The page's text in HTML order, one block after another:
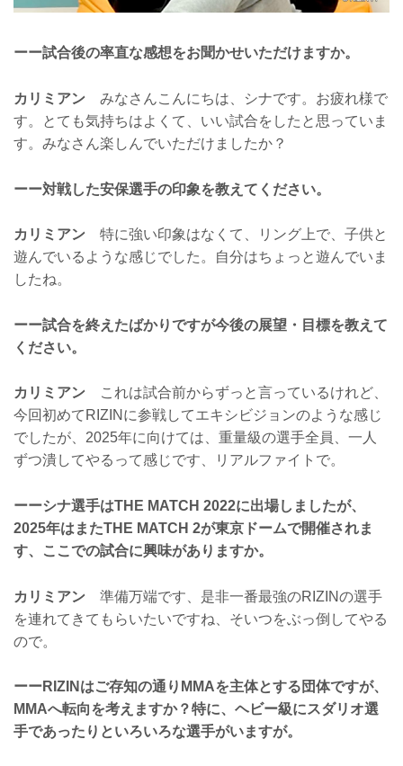
ーー試合後の率直な感想をお聞かせいただけますか。
カリミアン みなさんこんにちは、シナです。お疲れ様で
す。とても気持ちはよくて、いい試合をしたと思っていま
す。みなさん楽しんでいただけましたか？
ーー対戦した安保選手の印象を教えてください。
カリミアン 特に強い印象はなくて、リング上で、子供と
遊んでいるような感じでした。自分はちょっと遊んでいま
したね。
ーー試合を終えたばかりですが今後の展望・目標を教えて
ください。
カリミアン これは試合前からずっと言っているけれど、
今回初めてRIZINに参戦してエキシビジョンのような感じ
でしたが、2025年に向けては、重量級の選手全員、一人
ずつ潰してやるって感じです、リアルファイトで。
ーーシナ選手はTHE MATCH 2022に出場しましたが、
2025年はまたTHE MATCH 2が東京ドームで開催されま
す、ここでの試合に興味がありますか。
カリミアン 準備万端です、是非一番最強のRIZINの選手
を連れてきてもらいたいですね、そいつをぶっ倒してやる
ので。
ーーRIZINはご存知の通りMMAを主体とする団体ですが、
MMAへ転向を考えますか？特に、ヘビー級にスダリオ選
手であったりといろいろな選手がいますが。